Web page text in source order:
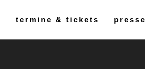
termine & tickets presse